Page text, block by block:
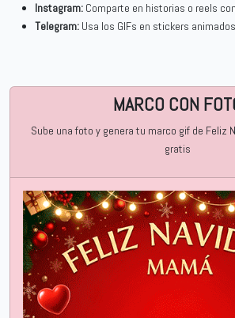
Instagram: Comparte en historias o reels
Telegram: Usa los GIFs en stickers
MARCO CON
Sube una foto y genera tu marco gif de Feliz
gratis